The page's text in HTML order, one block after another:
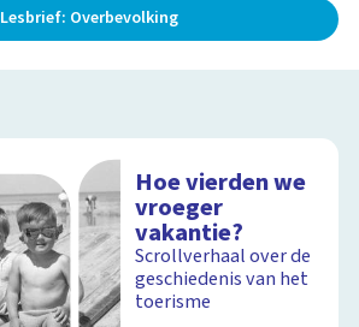
Lesbrief: Overbevolking
Hoe vierden we
vroeger
vakantie?
Scrollverhaal over de
geschiedenis van het
toerisme